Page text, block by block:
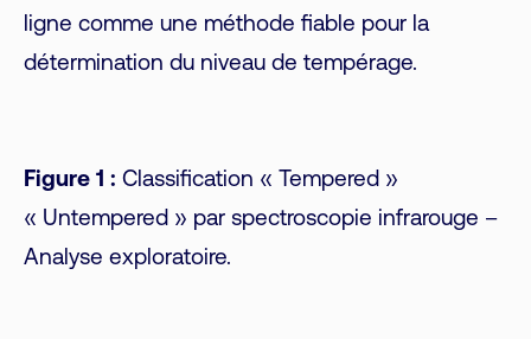
ligne comme une méthode fiable pour la
détermination du niveau de tempérage.
Figure 1 : Classification « Tempered »
« Untempered » par spectroscopie infrarouge –
Analyse exploratoire.